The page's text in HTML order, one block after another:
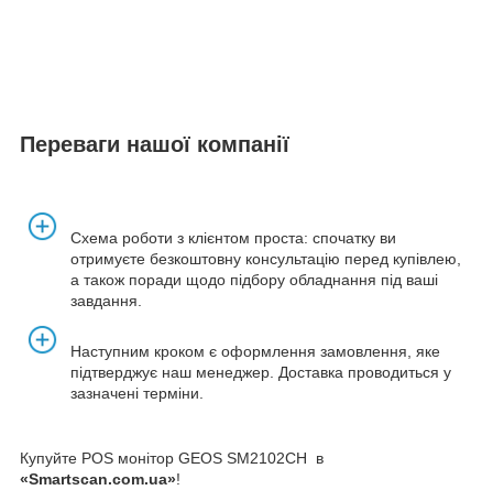
Переваги нашої компанії
Схема роботи з клієнтом проста: спочатку ви
отримуєте безкоштовну консультацію перед купівлею,
а також поради щодо підбору обладнання під ваші
завдання.
Наступним кроком є оформлення замовлення, яке
підтверджує наш менеджер. Доставка проводиться у
зазначені терміни.
Купуйте POS монітор GEOS SM2102CH в
«Smartscan.com.ua»!